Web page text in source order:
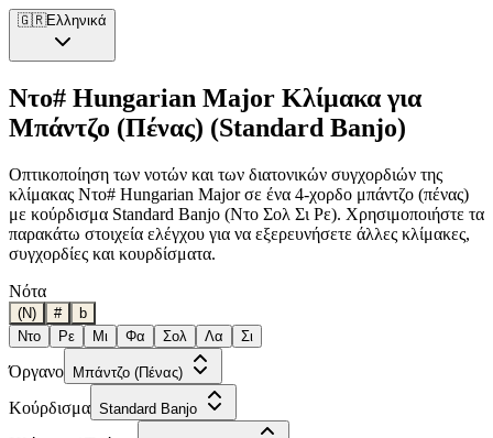
🇬🇷Ελληνικά
Ντο# Hungarian Major Κλίμακα για
Μπάντζο (Πένας) (Standard Banjo)
Οπτικοποίηση των νοτών και των διατονικών συγχορδιών της
κλίμακας Ντο# Hungarian Major σε ένα 4-χορδο μπάντζο (πένας)
με κούρδισμα Standard Banjo (Ντο Σολ Σι Ρε). Χρησιμοποιήστε τα
παρακάτω στοιχεία ελέγχου για να εξερευνήσετε άλλες κλίμακες,
συγχορδίες και κουρδίσματα.
Νότα
(N) #
b
Ντο
Ρε Μι Φα Σολ Λα Σι
Όργανο Μπάντζο (Πένας)
Κούρδισμα Standard Banjo